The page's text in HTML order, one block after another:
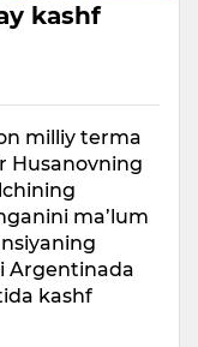
kashf
milliy terma
Husanovning
ma’lum
Argentinada
kashf